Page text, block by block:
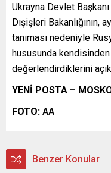
Ukrayna Devlet
Dışişleri Bakanlığının,
tanıması nedeniyle
hususunda
değerlendirdiklerini
YENİ POSTA –
FOTO: AA
Benzer Konular